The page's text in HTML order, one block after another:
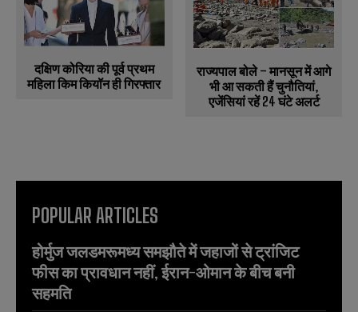
दक्षिण कोरिया की पूर्व प्रथम
महिला किम कियॉन ही गिरफ्तार
राज्यपाल बोले – मानसून में आगे
भी आ सकती हैं चुनौतियां,
एजेंसियां रहें 24 घंटे अलर्ट
POPULAR ARTICLES
होर्मुज जलडमरूमध्य समझौते में जहाजों से ट्रांजिट
फीस का प्रावधान नहीं, ईरान-ओमान के बीच बनी
सहमति